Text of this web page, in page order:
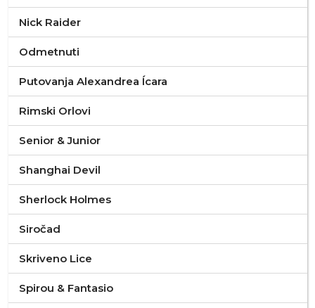
Nick Raider
Odmetnuti
Putovanja Alexandrea Ícara
Rimski Orlovi
Senior & Junior
Shanghai Devil
Sherlock Holmes
Siročad
Skriveno Lice
Spirou & Fantasio